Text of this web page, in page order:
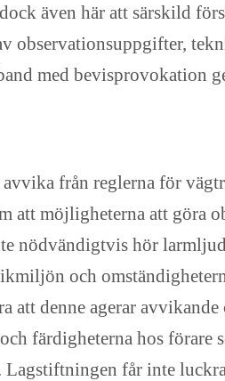
även här att särskild
observationsuppgifter,
med bevisprovokation
från reglerna för
att möjligheterna att göra
nödvändigtvis hör
och
att denne agerar
färdigheterna hos förare
får inte